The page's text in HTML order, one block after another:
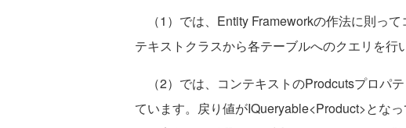
（1）では、Entity Frameworkの作法に則っ
テキストクラスから各テーブルへのクエリを行
（2）では、コンテキストのProdcutsプロパ
ています。戻り値がIQueryable<Product>とな